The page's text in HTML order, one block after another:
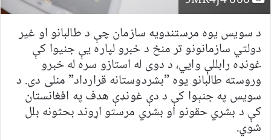
د سویس یوه مرستندویه سازمان چې د طالبانو او غیر
دولتي سازمانونو تر منځ د خبرو لپاره یې جنیوا کې
غونډه رابللې وايي، د دوی له استازو سره له خبرو
وروسته طالبانو یوه ”بشردوستانه قرارداد” منلی دی. د
سویس په جنېوا کې د دې غونډې هدف په افغانستان
کې د بشري حقونو او بشري مرستو اړوند بحثونه بلل
شوي.